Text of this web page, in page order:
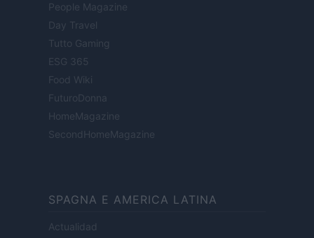
People Magazine
Day Travel
Tutto Gaming
ESG 365
Food Wiki
FuturoDonna
HomeMagazine
SecondHomeMagazine
SPAGNA E AMERICA LATINA
Actualidad